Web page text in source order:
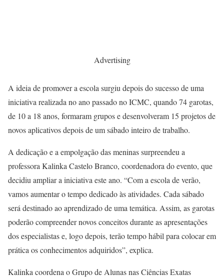
Advertising
A ideia de promover a escola surgiu depois do sucesso de uma
iniciativa realizada no ano passado no ICMC, quando 74 garotas,
de 10 a 18 anos, formaram grupos e desenvolveram 15 projetos de
novos aplicativos depois de um sábado inteiro de trabalho.
A dedicação e a empolgação das meninas surpreendeu a
professora Kalinka Castelo Branco, coordenadora do evento, que
decidiu ampliar a iniciativa este ano. “Com a escola de verão,
vamos aumentar o tempo dedicado às atividades. Cada sábado
será destinado ao aprendizado de uma temática. Assim, as garotas
poderão compreender novos conceitos durante as apresentações
dos especialistas e, logo depois, terão tempo hábil para colocar em
prática os conhecimentos adquiridos”, explica.
Kalinka coordena o Grupo de Alunas nas Ciências Exatas